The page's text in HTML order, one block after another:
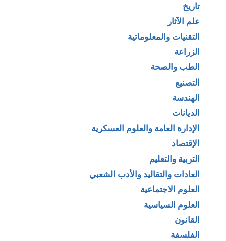
تاريخ
علم الآثار
التقنيات والمعلوماتية
الزراعة
الطب والصحة
التصنيع
الهندسة
الديانات
الإدارة العامة والعلوم العسكرية
الإقتصاد
التربية والتعليم
العادات والتقاليد والأدب الشعبي
العلوم الاجتماعية
العلوم السياسية
القانون
الفلسفة